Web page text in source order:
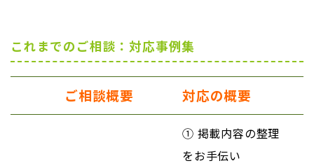
これまでのご相談：対応事例集
ご相談概要 対応の概要
① 掲載内容の整理
をお手伝い